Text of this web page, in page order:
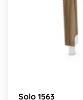
Solo 1563